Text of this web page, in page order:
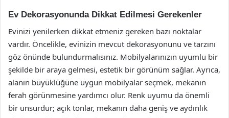
Ev Dekorasyonunda Dikkat Edilmesi Gerekenler
Evinizi yenilerken dikkat etmeniz gereken bazı noktalar
vardır. Öncelikle, evinizin mevcut dekorasyonunu ve tarzını
göz önünde bulundurmalısınız. Mobilyalarınızın uyumlu bir
şekilde bir araya gelmesi, estetik bir görünüm sağlar. Ayrıca,
alanın büyüklüğüne uygun mobilyalar seçmek, mekanın
ferah görünmesine yardımcı olur. Renk uyumu da önemli
bir unsurdur; açık tonlar, mekanın daha geniş ve aydınlık